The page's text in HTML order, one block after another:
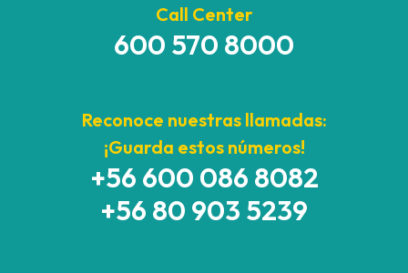
Call Center
600 570 8000
Reconoce nuestras llamadas:
¡Guarda estos números!
+56 600 086 8082
+56 80 903 5239